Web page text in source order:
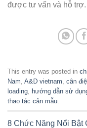
được tư vấn và hỗ trợ.
This entry was posted in
Nam A&D vietnam cân
loading
hướng dẫn sử
thao tác cân mẫu
8 Chức Năng Nổi Bật